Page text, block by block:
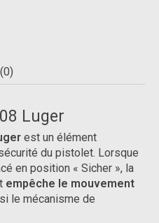
Luger
est un élément
du pistolet. Lorsque
en position « Sicher », la
empêche le mouvement
le mécanisme de